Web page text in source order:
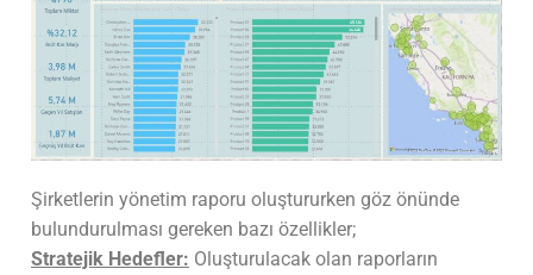
Şirketlerin yönetim raporu oluştururken göz önünde
bulundurulması gereken bazı özellikler;
Stratejik Hedefler: Oluşturulacak olan raporların